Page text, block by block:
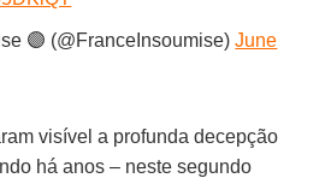
🟣 (@FranceInsoumise)June
visível a profunda decepção
há anos – neste segundo